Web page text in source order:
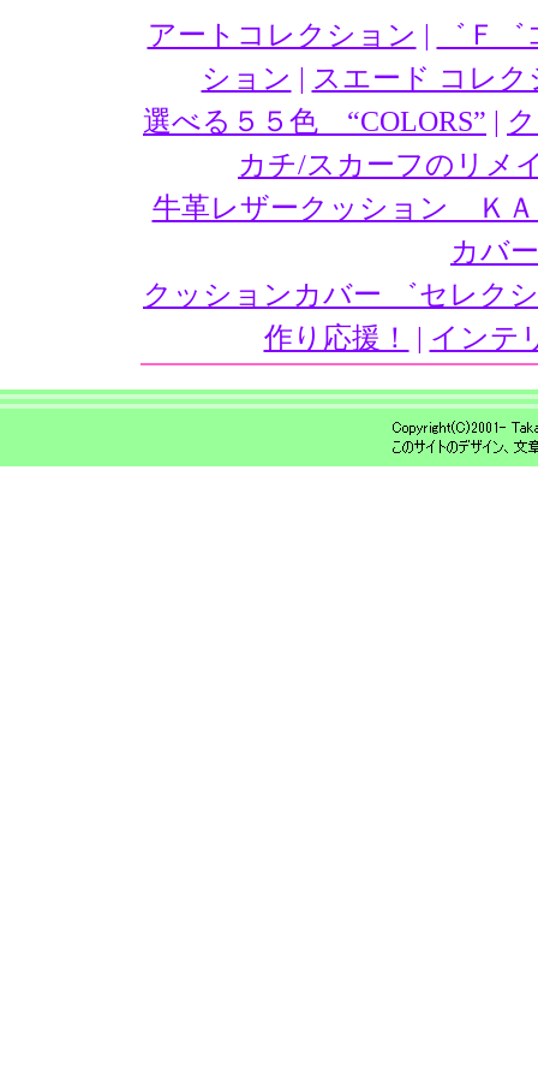
アートコレクション |
゛Ｆ
ション | スエード コレク
選べる５５色 “COLORS” |
カチ/スカーフのリメ
牛革レザークッション ＫＡ
カバ
クッションカバー ゛セレク
作り応援！
| インテ